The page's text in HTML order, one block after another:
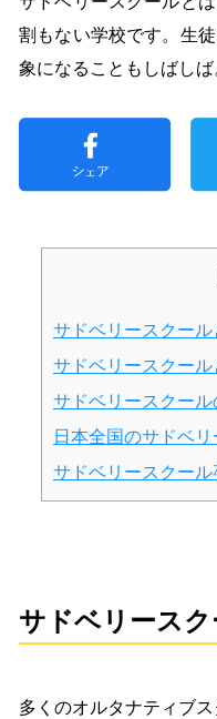
割もない学校です。生
象になることもしばし
サドベリースクール
サドベリースクー
サドベリースクー
日本全国のサドベ
サドベリースクー
サドベリースク
多くのオルタナティブ